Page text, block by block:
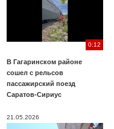
0:12
В Гагаринском районе
сошел с рельсов
пассажирский поезд
Саратов-Сириус
21.05.2026